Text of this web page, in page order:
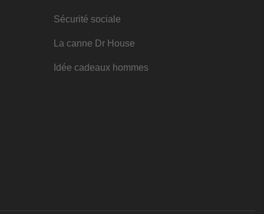
Sécurité sociale
La canne Dr House
Idée cadeaux hommes